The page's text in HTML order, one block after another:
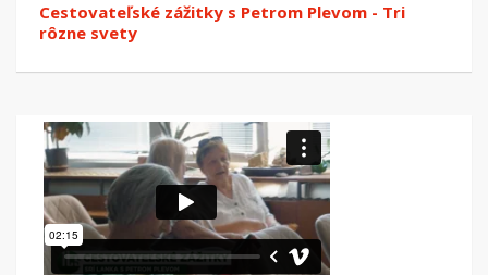
Cestovateľské zážitky s Petrom Plevom - Tri
rôzne svety